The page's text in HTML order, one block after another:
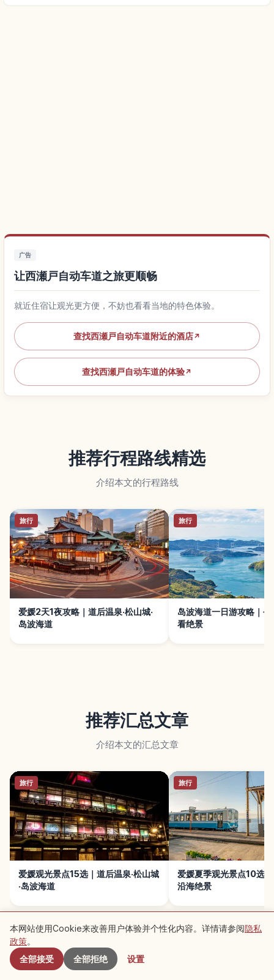
广告
让西瀬戸自动车道之旅更顺畅
就近住宿让观光更方便，不妨也看看当地的特色体验。
查找西瀬戸自动车道附近的酒店↗
查找西瀬戸自动车道的体验↗
推荐行程路线精选
介绍本文的行程路线
旅行
爱媛2天1夜攻略｜道后温泉·松山城·
岛波海道
旅行
岛波海道一日游攻略｜
看绝景
推荐汇总文章
介绍本文的汇总文章
旅行
爱媛观光景点15选｜道后温泉·松山城
·岛波海道
旅行
爱媛夏季观光景点10选
沿海绝景
附近景点
本网站使用Cookie来改善用户体验并个性化内容。详情请参阅隐私
政策。
全部接受
全部拒绝 设置